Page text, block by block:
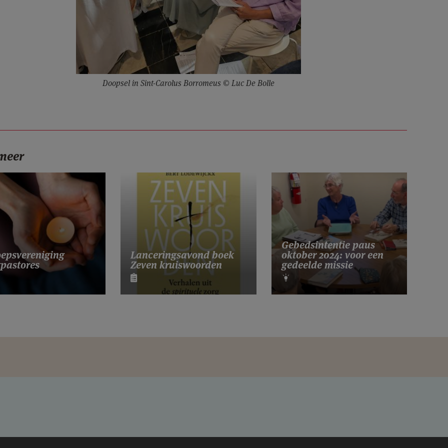
Doopsel in Sint-Carolus Borromeus © Luc De Bolle
Lanceringsavond boek
Zeven kruiswoorden
Gebedsintentie paus
oktober 2024: voor een
gedeelde missie